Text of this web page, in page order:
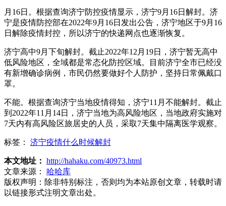
月16日。根据查询济宁防控疫情显示，济宁9月16日解封。济
宁是疫情防控部在2022年9月16日发出公告，济宁地区于9月16
日解除疫情封控，所以济宁的快递网点也逐渐恢复。
济宁高中9月下旬解封。截止2022年12月19日，济宁暂无高中
低风险地区，全域都是常态化防控区域。目前济宁全市已经没
有新增确诊病例，市民仍然要做好个人防护，坚持日常佩戴口
罩。
不能。根据查询济宁当地疫情得知，济宁11月不能解封。截止
到2022年11月14日，济宁当地为高风险地区，当地政府实施对
7天内有高风险区旅居史的人员，采取7天集中隔离医学观察。
标签： 济宁疫情什么时候解封
本文地址： http://hahaku.com/40973.html
文章来源：
哈哈库
版权声明： 除非特别标注，否则均为本站原创文章，转载时请
以链接形式注明文章出处。